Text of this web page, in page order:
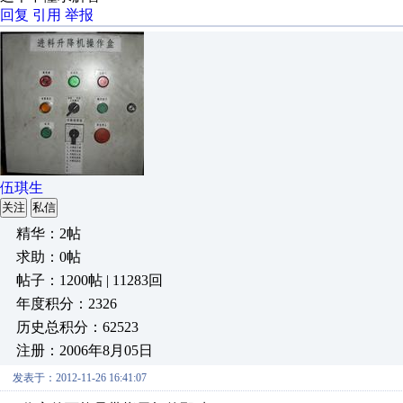
回复 引用 举报
伍琪生
关注 私信
精华：2帖
求助：0帖
帖子：1200帖 | 11283回
年度积分：2326
历史总积分：62523
注册：2006年8月05日
发表于：2012-11-26 16:41:07